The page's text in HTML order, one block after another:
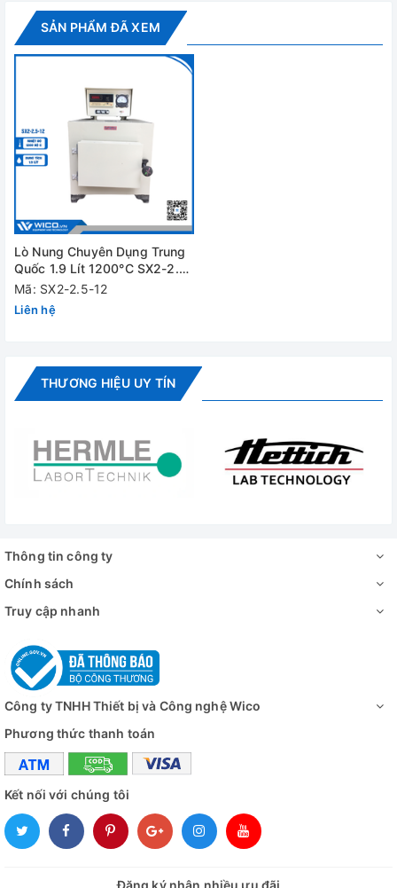
Đánh giá
SẢN PHẨM ĐÃ XEM
Lò Nung Chuyên Dụng Trung
Quốc 1.9 Lít 1200°C SX2-2.5-
12
Mã: SX2-2.5-12
Liên hệ
THƯƠNG HIỆU UY TÍN
Thông tin công ty
Chính sách
Truy cập nhanh
Công ty TNHH Thiết bị và Công nghệ Wico
Phương thức thanh toán
Kết nối với chúng tôi